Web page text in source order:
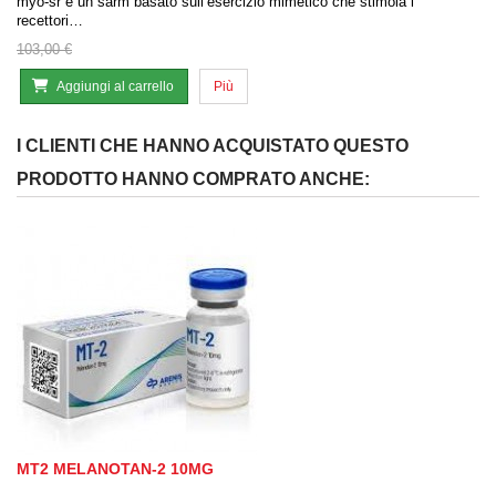
recettori…
103,00 €
Aggiungi al carrello Più
I CLIENTI CHE HANNO ACQUISTATO QUESTO
PRODOTTO HANNO COMPRATO ANCHE:
MT2 MELANOTAN-2 10MG